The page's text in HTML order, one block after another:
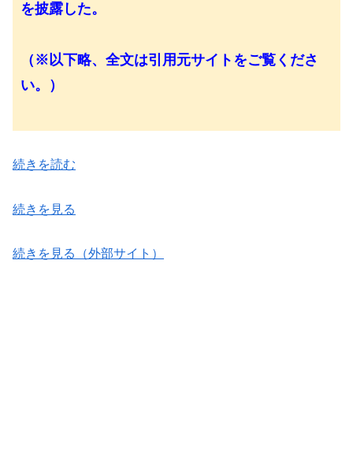
を披露した。
（※以下略、全文は引用元サイトをご覧くださ
い。）
続きを読む
続きを見る
続きを見る（外部サイト）